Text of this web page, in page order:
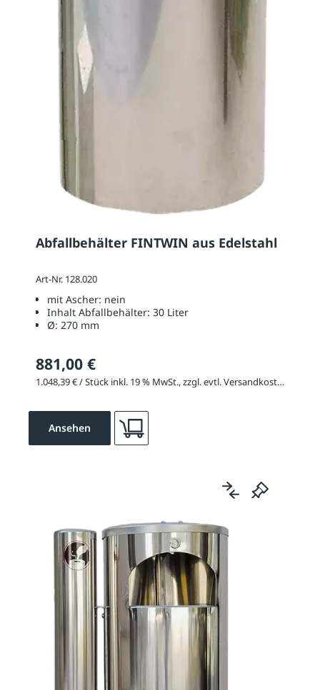
Abfallbehälter FINTWIN aus Edelstahl
Art-Nr. 128.020
mit Ascher: nein
Inhalt Abfallbehälter: 30 Liter
Ø: 270 mm
881,00 €
1.048,39 € / Stück inkl. 19 % MwSt., zzgl. evtl. Versandkosten
Ansehen